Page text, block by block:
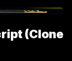
ามสามารถในการ
(Clone